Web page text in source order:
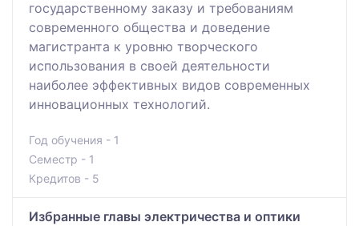
государственному заказу и требованиям
современного общества и доведение
магистранта к уровню творческого
использования в своей деятельности
наиболее эффективных видов современных
инновационных технологий.
Год обучения - 1
Семестр - 1
Кредитов - 5
Избранные главы электричества и оптики